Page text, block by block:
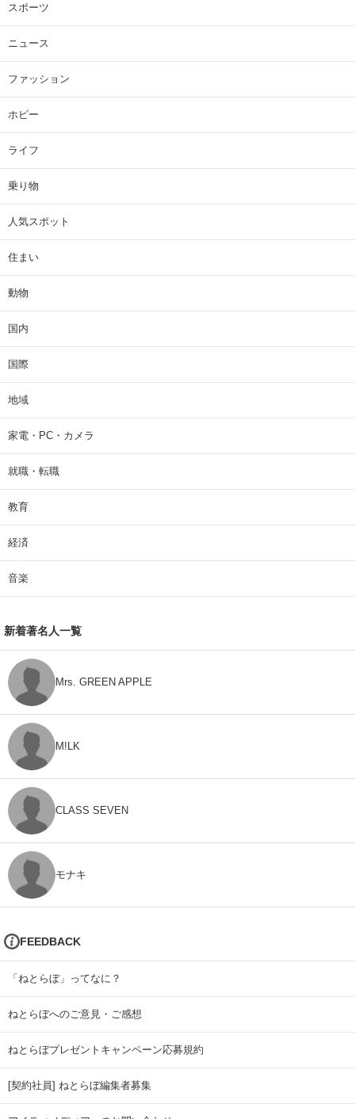
スポーツ
ニュース
ファッション
ホビー
ライフ
乗り物
人気スポット
住まい
動物
国内
国際
地域
家電・PC・カメラ
就職・転職
教育
経済
音楽
新着著名人一覧
Mrs. GREEN APPLE
M!LK
CLASS SEVEN
モナキ
FEEDBACK
「ねとらぼ」ってなに？
ねとらぼへのご意見・ご感想
ねとらぼプレゼントキャンペーン応募規約
[契約社員] ねとらぼ編集者募集